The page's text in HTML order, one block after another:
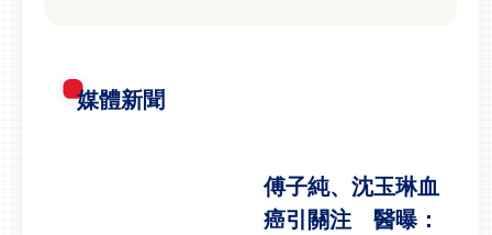
媒體新聞
傅子純、沈玉琳血
癌引關注 醫曝：